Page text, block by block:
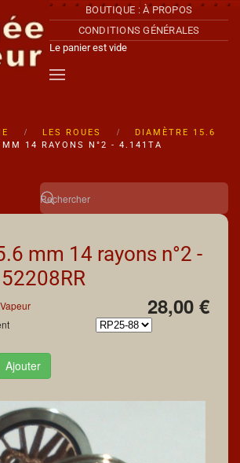
principal
BOUTIQUE : À PROPOS
CONDITIONS GÉNÉRALES
Le panier est vide
LES ROUES
DIAMÈTRE 15.6
14 RAYONS N°2 - 4.141TA
mm 14 rayons n°2 -
52208RR
28,00 €
Ajouter